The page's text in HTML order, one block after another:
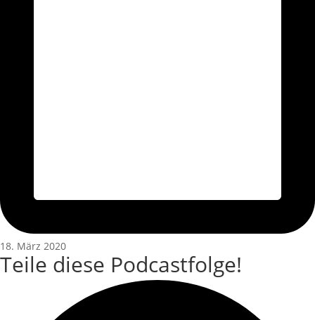
18. März 2020
Teile diese Podcastfolge!